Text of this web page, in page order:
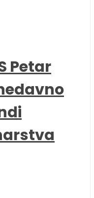
Petar